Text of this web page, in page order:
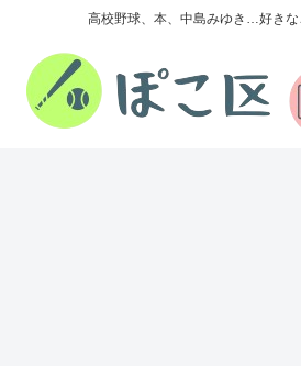
高校野球、本、中島みゆき…好きな